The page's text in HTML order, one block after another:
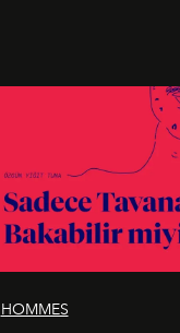
HOMMES